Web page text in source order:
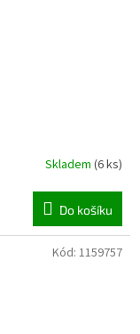
Skladem (6 ks)
Do košíku
Kód: 1159757